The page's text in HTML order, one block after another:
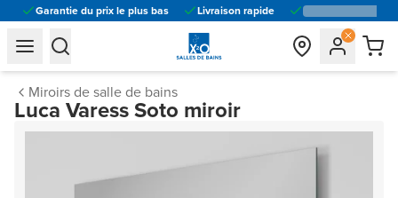
Garantie du prix le plus bas Livraison rapide
general.navigation.toggle_menu.label
general.navigation.toggle_menu.label
Miroirs de salle de bains
Luca Varess Soto miroir